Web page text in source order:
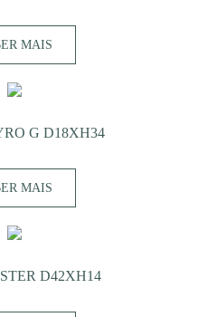
MAIS
G D18XH34
MAIS
D42XH14